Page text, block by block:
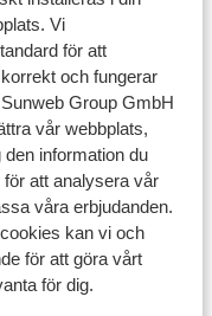
Vi
för att
och fungerar
Group GmbH
vår webbplats,
information du
att analysera vår
våra erbjudanden.
kan vi och
för att göra vårt
för dig.
med kreditkort